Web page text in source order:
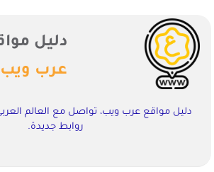
دليل
عرب ويب
دليل مواقع عرب ويب، تواصل مع العالم
روابط جديدة.